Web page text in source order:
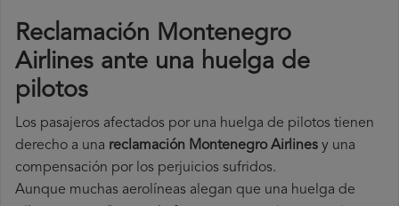
Reclamación Montenegro
Airlines ante una huelga de
pilotos
Los pasajeros afectados por una huelga de pilotos tienen
derecho a una reclamación Montenegro Airlines y una
compensación por los perjuicios sufridos.
Aunque muchas aerolíneas alegan que una huelga de